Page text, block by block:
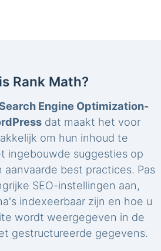
Rank Math?
Engine Optimization-
dat maakt het voor
om hun inhoud te
ingebouwde suggesties op
aanvaarde best practices. Pas
SEO-instellingen aan,
indexeerbaar zijn en hoe u
wordt weergegeven in de
gestructureerde gegevens.